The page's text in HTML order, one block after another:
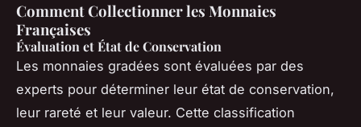
Comment Collectionner les Monnaies
Françaises
Évaluation et État de Conservation
Les monnaies gradées sont évaluées par des
experts pour déterminer leur état de conservation,
leur rareté et leur valeur. Cette classification